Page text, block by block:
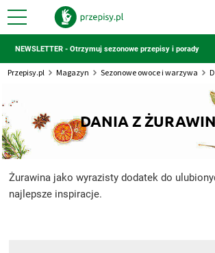
NEWSLETTER - Otrzymuj sezonowe przepisy i porady
Przepisy.pl Magazyn Sezonowe owoce i warzywa
DANIA Z
Żurawina jako wyrazisty dodatek do
najlepsze inspiracje.